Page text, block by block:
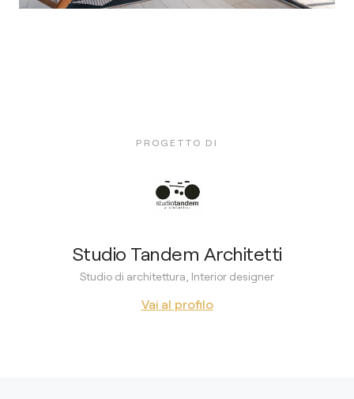
PROGETTO DI
Studio Tandem Architetti
Studio di architettura, Interior designer
Vai al profilo